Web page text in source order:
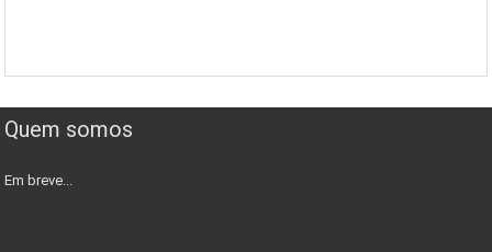
Quem somos
Em breve...